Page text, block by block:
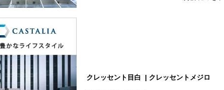
クレッセント目白 | クレッセントメジロ